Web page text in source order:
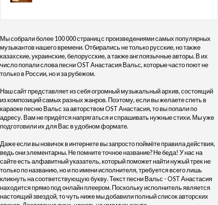
Мы собрали более 100 000 страниц с произведениями самых популярных
музыкантов нашего времени. Отбирались не только русские, но также
казахские, украинские, белорусские, а также англоязычные авторы. В их
число попали слова песни OST Анастасия Вальс, которые часто поют не
только в России, но и за рубежом.
Наш сайт представляет из себя огромный музыкальный архив, состоящий
из композиций самых разных жанров. Поэтому, если вы желаете спеть в
караоке песню Вальс за авторством OST Анастасия, то вы попали по
адресу. Вам не придётся напрягаться и спрашивать нужные стихи. Мы уже
подготовили их для Вас в удобном формате.
Даже если вы новичок в интернете вы запросто поймёте правила действия,
ведь они элементарны. Не помните точное название? Не беда! У нас на
сайте есть алфавитный указатель, который поможет найти нужый трек не
только по названию, но и по имени исполнителя, требуется всего лишь
кликнуть на соответствующую букву. Текст песни Вальс - OST Анастасия
находится прямо под онлайн плеером. Поскольку исполнитель является
настоящий звездой, то чуть ниже мы добавили полный список авторских